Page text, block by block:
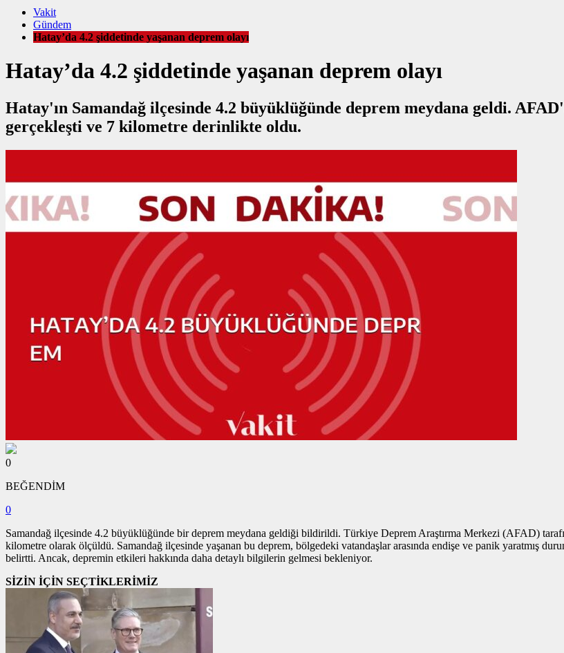
Vakit
Gündem
Hatay’da 4.2 şiddetinde yaşanan deprem olayı
Hatay’da 4.2 şiddetinde yaşanan deprem olayı
Hatay'ın Samandağ ilçesinde 4.2 büyüklüğünde deprem meydana geldi.
gerçekleşti ve 7 kilometre derinlikte oldu.
0
BEĞENDİM
0
Samandağ ilçesinde 4.2 büyüklüğünde bir deprem meydana geldiği bildirildi. Türkiye Deprem Araştırma Merkezi (AFAD)
kilometre olarak ölçüldü. Samandağ ilçesinde yaşanan bu deprem, bölgedeki vatandaşlar arasında endişe ve panik yaratmış
belirtti. Ancak, depremin etkileri hakkında daha detaylı bilgilerin gelmesi bekleniyor.
SİZİN İÇİN SEÇTİKLERİMİZ